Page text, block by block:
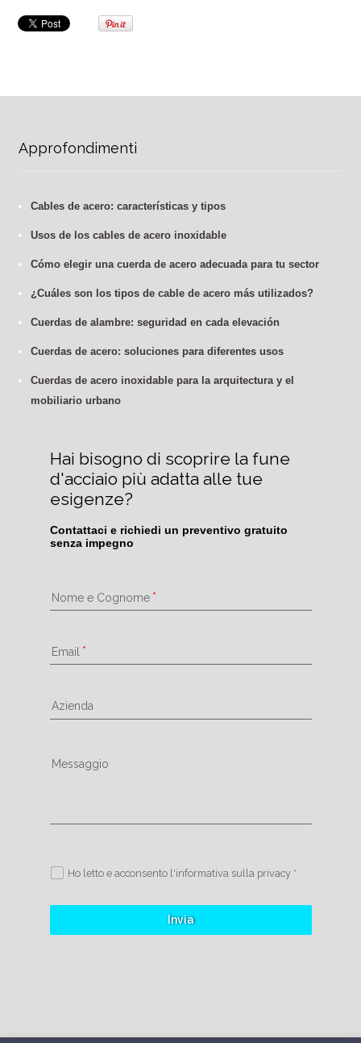
Approfondimenti
Cables de acero: características y tipos
Usos de los cables de acero inoxidable
Cómo elegir una cuerda de acero adecuada para tu sector
¿Cuáles son los tipos de cable de acero más utilizados?
Cuerdas de alambre: seguridad en cada elevación
Cuerdas de acero: soluciones para diferentes usos
Cuerdas de acero inoxidable para la arquitectura y el
mobiliario urbano
Hai bisogno di scoprire la fune
d'acciaio più adatta alle tue
esigenze?
Contattaci e richiedi un preventivo gratuito
senza impegno
Nome e Cognome
Email
Azienda
Messaggio
Ho letto e acconsento l'informativa sulla privacy *
Invia